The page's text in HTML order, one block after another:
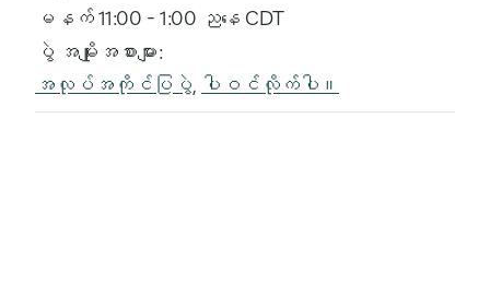
မနက် 11:00 - 1:00 ညနေ CDT
ပွဲ အမျိုးအစားများ:
အလုပ်အကိုင်ပြပွဲ, ပါဝင်လိုက်ပါ။